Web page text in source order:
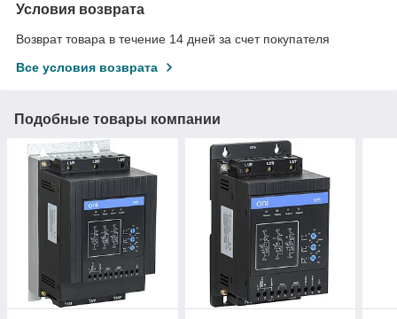
Условия возврата
Возврат товара в течение 14 дней за счет покупателя
Все условия возврата
Подобные товары компании